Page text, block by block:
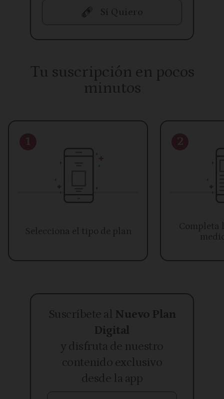
Sí Quiero
Tu suscripción en pocos
minutos
1
Selecciona el tipo de plan
2
Completa
Suscríbete al Nuevo Plan
Digital
y disfruta de nuestro
contenido exclusivo
desde la app